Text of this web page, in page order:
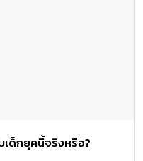
เด็กยุคนี้จริงหรือ?